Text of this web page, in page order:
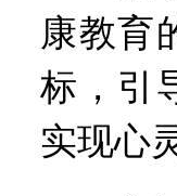
康教育
标，引
实现心